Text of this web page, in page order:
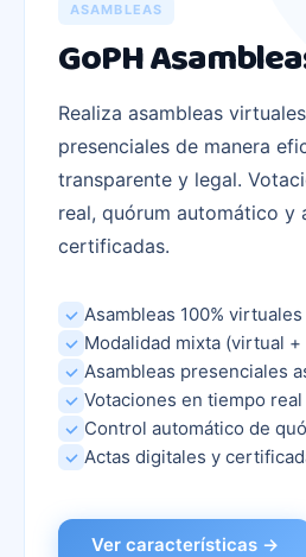
ASAMBLEAS
GoPH
Realiza asambleas
presenciales de manera
transparente y legal.
real, quórum automático y
certificadas.
Asambleas 100% virtuales
Modalidad mixta (virtual
Asambleas presenciales
Votaciones en tiempo real
Control automático de
Actas digitales y
Ver características →